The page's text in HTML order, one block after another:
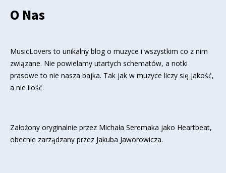
O Nas
MusicLovers to unikalny blog o muzyce i wszystkim co z nim
związane. Nie powielamy utartych schematów, a notki
prasowe to nie nasza bajka. Tak jak w muzyce liczy się jakość,
a nie ilość.
Założony oryginalnie przez Michała Seremaka jako Heartbeat,
obecnie zarządzany przez Jakuba Jaworowicza.